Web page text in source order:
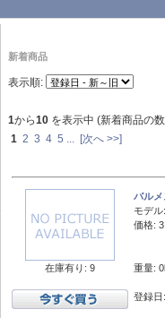
新着商品
表示順:
1から10 を表示中 (新着商品の
1 2 3 4 5 [次へ >>]
在庫有り: 9
バル
モデル:
価格:
重量:
登録